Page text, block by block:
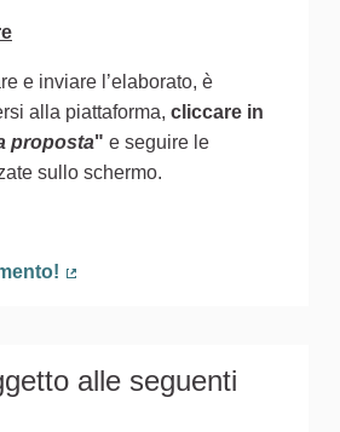
e inviare l’elaborato, è
alla piattaforma, cliccare in
proposta" e seguire le
sullo schermo.
alle seguenti